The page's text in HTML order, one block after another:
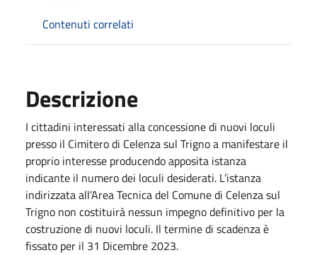
Contenuti correlati
Descrizione
I cittadini interessati alla concessione di nuovi loculi
presso il Cimitero di Celenza sul Trigno a manifestare il
proprio interesse producendo apposita istanza
indicante il numero dei loculi desiderati. L’istanza
indirizzata all’Area Tecnica del Comune di Celenza sul
Trigno non costituirà nessun impegno definitivo per la
costruzione di nuovi loculi. Il termine di scadenza è
fissato per il 31 Dicembre 2023.